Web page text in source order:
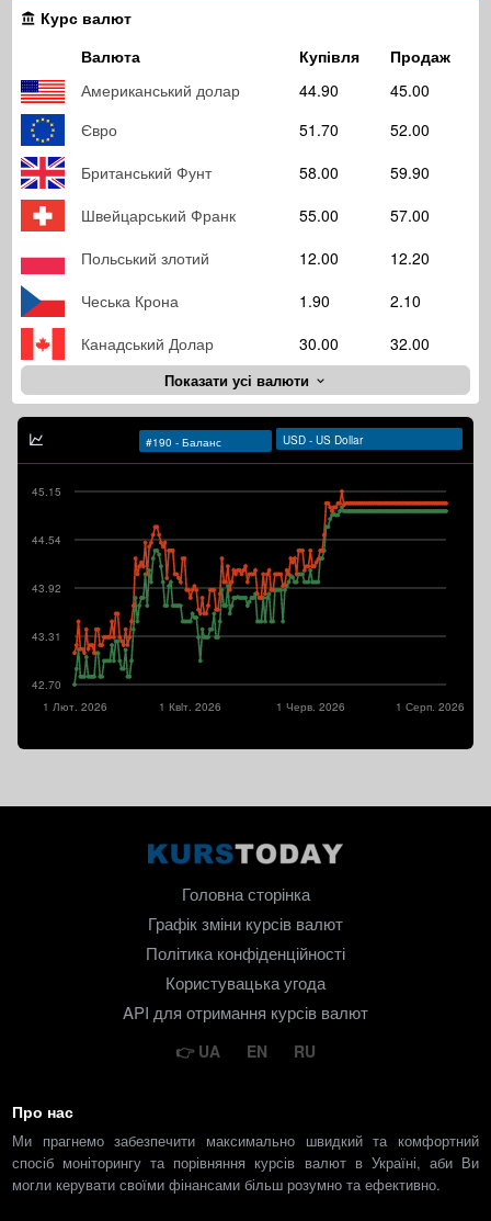
Курс валют
Валюта
Купівля
Продаж
Американський долар
44.90
45.00
Євро
51.70
52.00
Британський Фунт
58.00
59.90
Швейцарський Франк
55.00
57.00
Польський злотий
12.00
12.20
Чеська Крона
1.90
2.10
Канадський Долар
30.00 32.00
Показати усі валюти
42.70
43.31
43.92
44.54
45.15
1 Серп. 2026
1 Черв. 2026
1 Квiт. 2026
1 Лют. 2026
Головна сторінка
Графік зміни курсів валют
Політика конфіденційності
Користувацька угода
API для отримання курсів валют
UA EN RU
Про нас
Ми прагнемо забезпечити максимально швидкий та комфортний
спосіб моніторингу та порівняння курсів валют в Україні, аби Ви
могли керувати своїми фінансами більш розумно та ефективно.